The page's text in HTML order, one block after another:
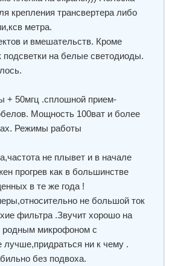
крепления трансвертера либо
метра.
и вмешательств. Кроме
на белые светодиоды.
+ 50мгц .сплошной прием-
Мощность 100ват и более
Режимы работы
не плывет и в начале
прогрев как в большинстве
в те же года !
не большой ток
фильтра .Звучит хорошо на
родным микрофоном с
ни к чему .
без подвоха.